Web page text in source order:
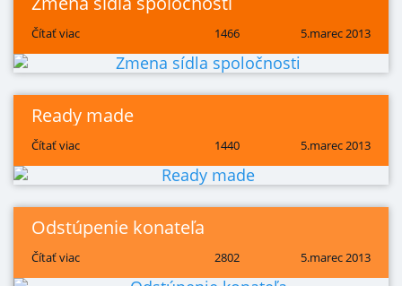
Čítať viac 1466 5.marec 2013
Ready made
Čítať viac 1440 5.marec 2013
Odstúpenie konateľa
Čítať viac 2802 5.marec 2013